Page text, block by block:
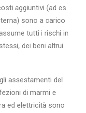
aggiuntivi (ad es.
sono a carico
tutti i rischi in
dei beni altrui
assestamenti del
di marmi e
ed elettricità sono